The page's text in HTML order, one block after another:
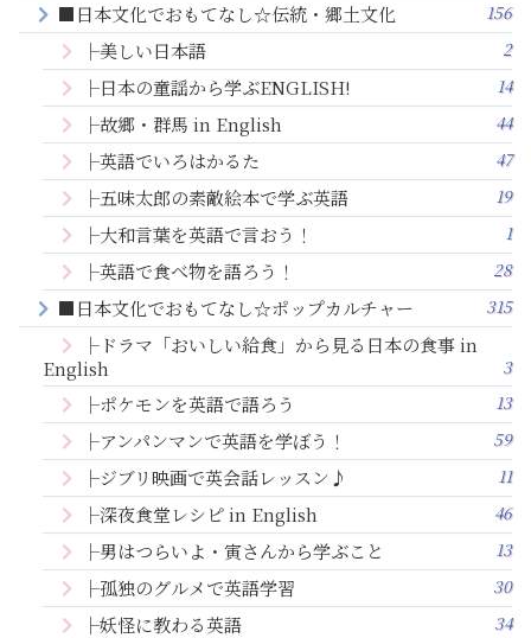
■日本文化でおもてなし☆伝統・郷土文化 156
├美しい日本語 2
├日本の童謡から学ぶENGLISH! 14
├故郷・群馬 in English 44
├英語でいろはかるた 47
├五味太郎の素敵絵本で学ぶ英語 19
├大和言葉を英語で言おう！ 1
├英語で食べ物を語ろう！ 28
■日本文化でおもてなし☆ポップカルチャー 315
├ドラマ「おいしい給食」から見る日本の食事 in
English
3
├ポケモンを英語で語ろう 13
├アンパンマンで英語を学ぼう！ 59
├ジブリ映画で英会話レッスン♪ 11
├深夜食堂レシピ in English 46
├男はつらいよ・寅さんから学ぶこと 13
├孤独のグルメで英語学習 30
├妖怪に教わる英語 34